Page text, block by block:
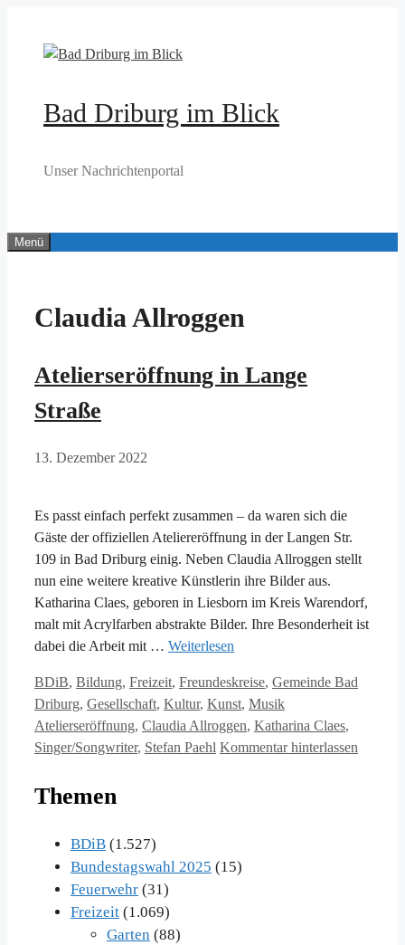
springen
Bad Driburg im Blick
Unser Nachrichtenportal
Menü
Claudia Allroggen
Atelierseröffnung in Lange
Straße
13. Dezember 2022
Es passt einfach perfekt zusammen – da waren sich die
Gäste der offiziellen Ateliereröffnung in der Langen Str.
109 in Bad Driburg einig. Neben Claudia Allroggen stellt
nun eine weitere kreative Künstlerin ihre Bilder aus.
Katharina Claes, geboren in Liesborn im Kreis Warendorf,
malt mit Acrylfarben abstrakte Bilder. Ihre Besonderheit ist
dabei die Arbeit mit … Weiterlesen
Kategorien
BDiB, Bildung, Freizeit, Freundeskreise, Gemeinde Bad
Driburg, Gesellschaft, Kultur, Kunst, MusikSchlagwörter
Atelierseröffnung, Claudia Allroggen, Katharina Claes,
Singer/Songwriter, Stefan Paehl Kommentar hinterlassen
Themen
BDiB (1.527)
Bundestagswahl 2025 (15)
Feuerwehr (31)
Freizeit (1.069)
Garten (88)